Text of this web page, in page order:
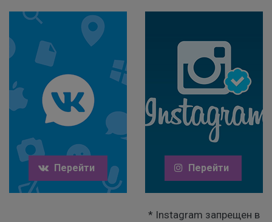
Перейти Перейти
* Instagram запрещен в